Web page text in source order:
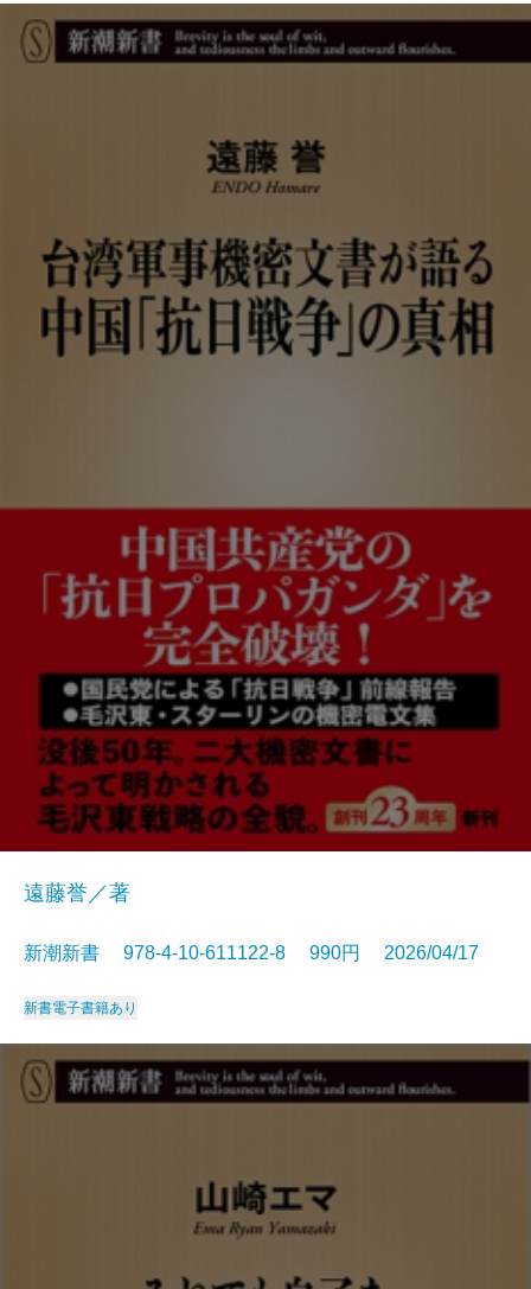
遠藤誉／著
新潮新書 978-4-10-611122-8 990円 2026/04/17
新書電子書籍あり